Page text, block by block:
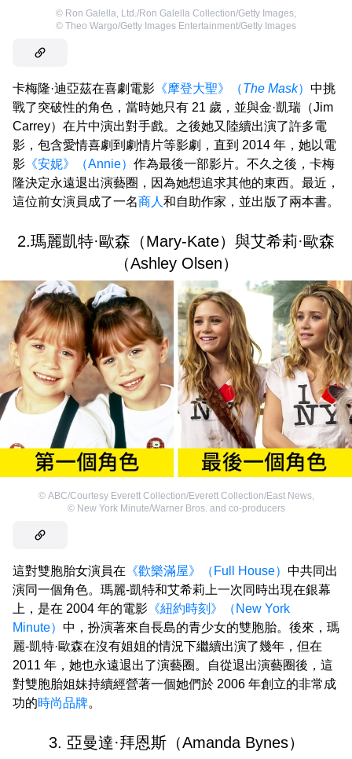
© Ron Galella, Ltd./Ron Galella Collection/Getty Images,
© Theo Wargo/Getty Images Entertainment/Getty Images
卡梅隆·迪亞茲在喜劇電影 《摩登大聖》（The Mask） 中挑
戰了突破性的角色，當時她只有 21 歲，並與金·凱瑞（Jim
Carrey）在片中演出對手戲。之後她又陸續出演了許多電
影，包含愛情喜劇到劇情片等影劇，直到 2014 年，她以電
影 《安妮》（Annie） 作為最後一部影片。不久之後，卡梅
隆決定永遠退出演藝圈，因為她想追求其他的東西。最近，
這位前女演員成了一名商人 和自助作家，並出版了兩本書。
2.瑪麗凱特·歐森（Mary-Kate）與艾希莉·歐森
（Ashley Olsen）
© ABC/Courtesy Everett Collection/Everett Collection/East News,
© New York Minute/Warner Bros. and co-producers
這對雙胞胎女演員在 《歡樂滿屋》（Full House） 中共同出
演同一個角色。瑪麗-凱特和艾希莉上一次同時出現在銀幕
上，是在 2004 年的電影 《紐約時刻》（New York
Minute） 中，扮演著來自長島的青少女的雙胞胎。後來，瑪
麗-凱特·歐森在沒有姐姐的情況下繼續出演了幾年，但在
2011 年，她也永遠退出了演藝圈。自從退出演藝圈後，這
對雙胞胎姐妹持續經營著一個她們於 2006 年創立的非常成
功的時尚品牌。
3. 亞曼達·拜恩斯（Amanda Bynes）